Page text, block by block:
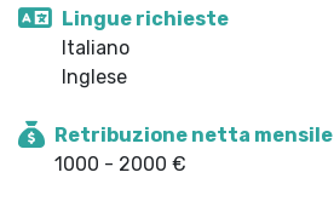
Lingue richieste
Italiano
Inglese
Retribuzione netta mensile
1000 - 2000 €